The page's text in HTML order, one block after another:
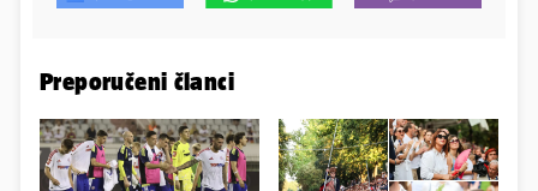
Preporučeni članci